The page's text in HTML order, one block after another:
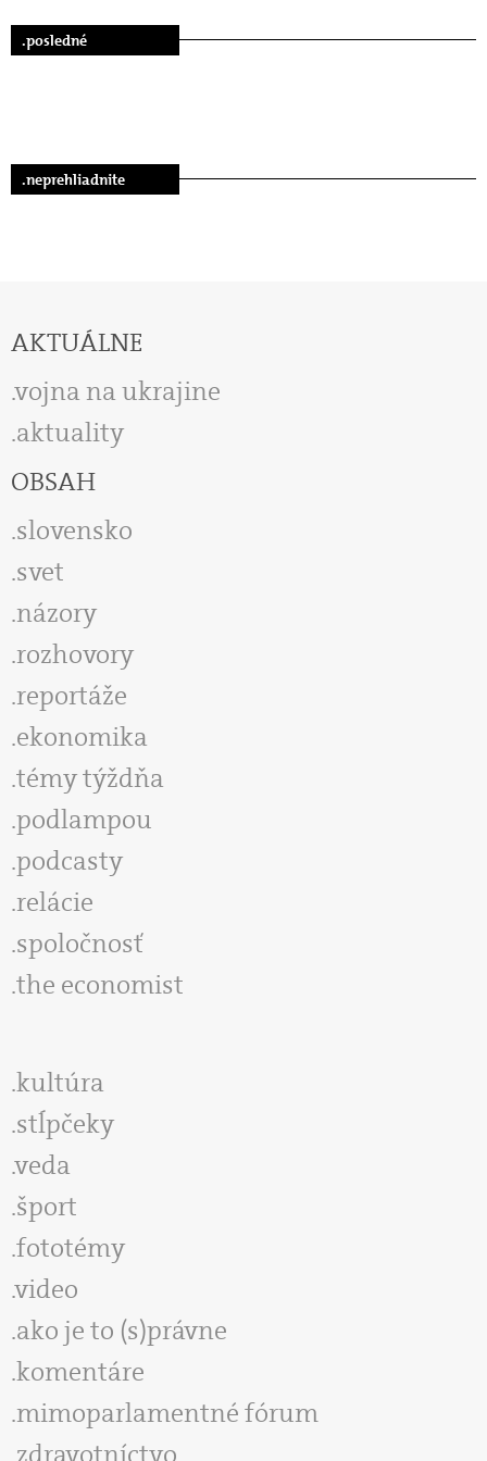
.posledné
.neprehliadnite
AKTUÁLNE
vojna na ukrajine
aktuality
OBSAH
slovensko
svet
názory
rozhovory
reportáže
ekonomika
témy týždňa
podlampou
podcasty
relácie
spoločnosť
the economist
kultúra
stĺpčeky
veda
šport
fototémy
video
ako je to (s)právne
komentáre
mimoparlamentné fórum